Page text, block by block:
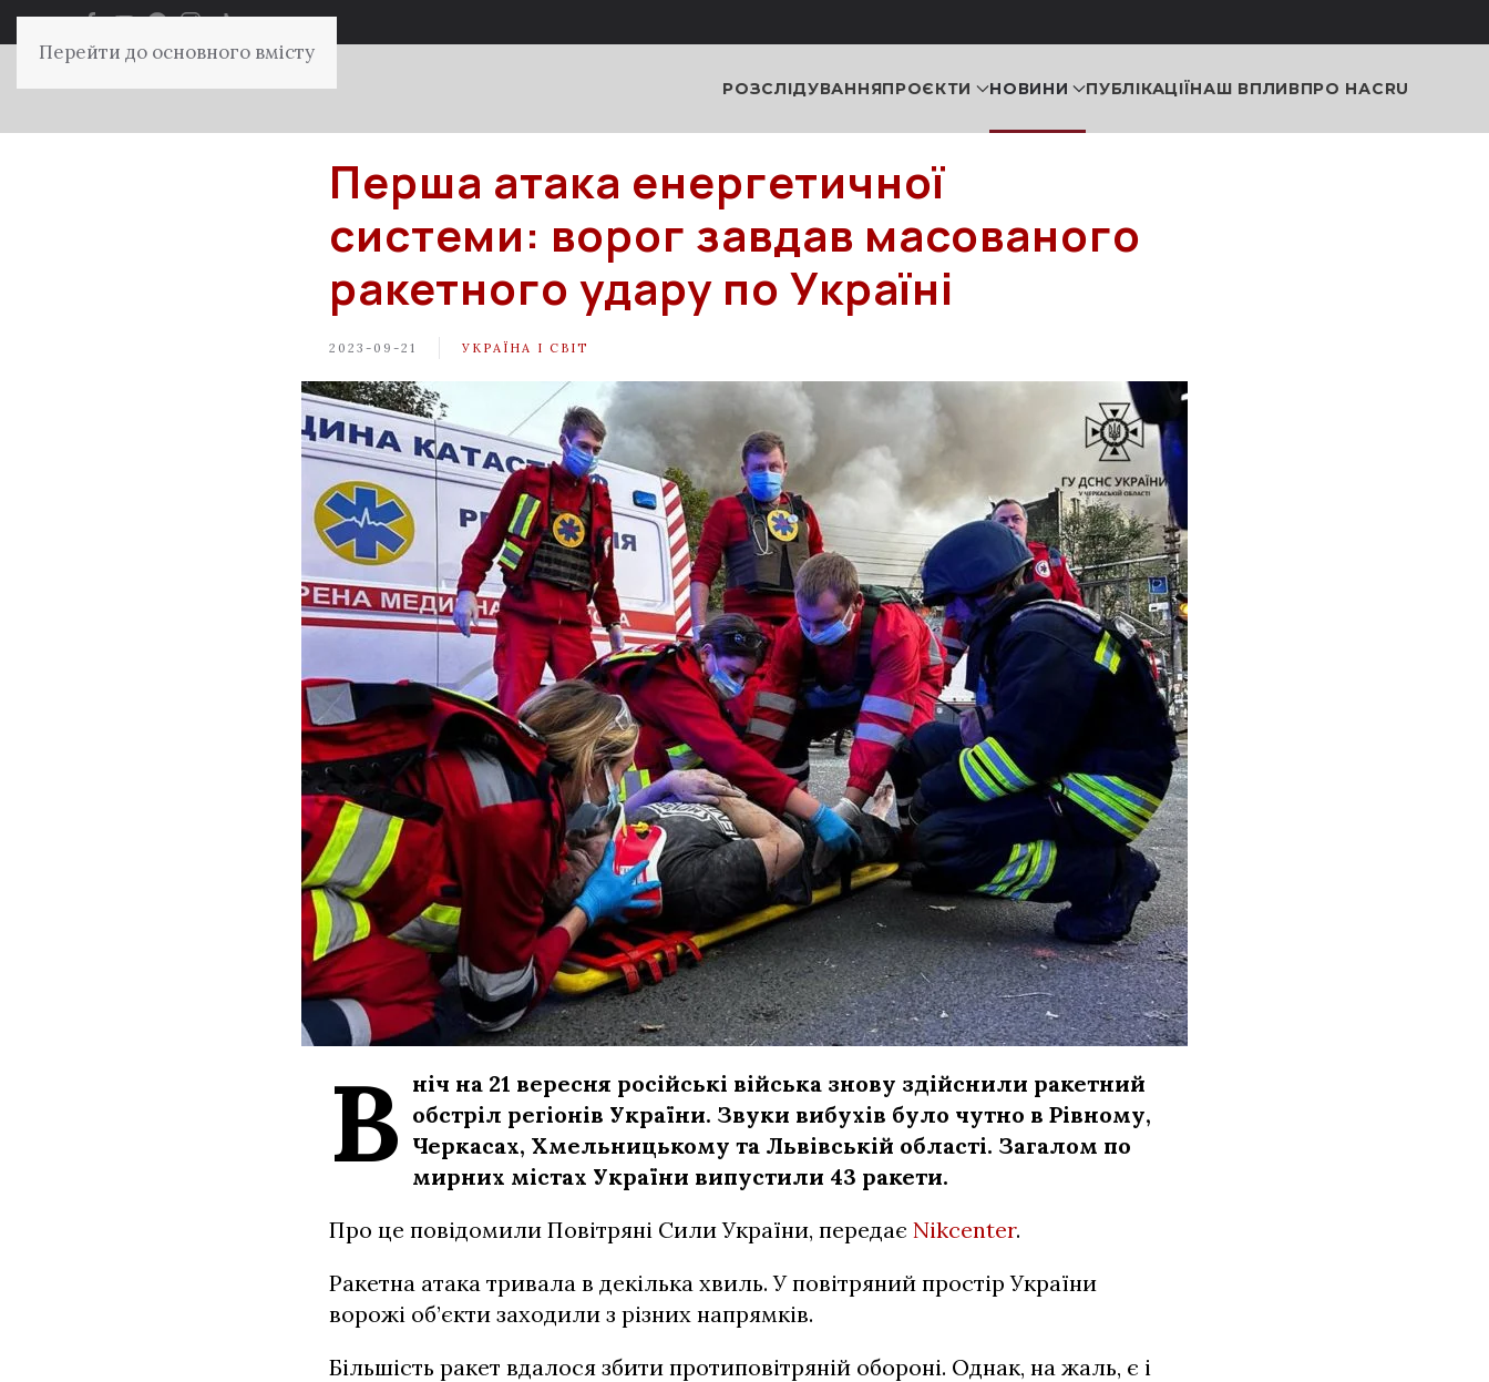
Перейти до основного вмісту
РОЗСЛІДУВАННЯПРОЄКТИ НОВИНИ ПУБЛІКАЦІЇНАШ ВПЛИВПРО НАСRU
Перша атака енергетичної
системи: ворог завдав масованого
ракетного удару по Україні
2023-09-21 УКРАЇНА І СВІТ
В ніч на 21 вересня російські війська знову здійснили ракетний
обстріл регіонів України. Звуки вибухів було чутно в Рівному,
Черкасах, Хмельницькому та Львівській області. Загалом по
мирних містах України випустили 43 ракети.
Про це повідомили Повітряні Сили України, передає Nikcenter.
Ракетна атака тривала в декілька хвиль. У повітряний простір України
ворожі об’єкти заходили з різних напрямків.
Більшість ракет вдалося збити протиповітряній обороні. Однак, на жаль, є і